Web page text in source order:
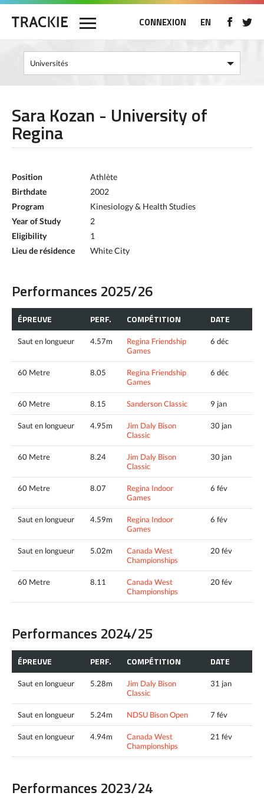
CONNEXION EN
Sara Kozan - University of
Regina
Position
Athlète
Birthdate
2002
Program
Kinesiology & Health Studies
Year of Study
2
Eligibility
1
Lieu de résidence
White City
Performances 2025/26
ÉPREUVE PERF. COMPÉTITION DATE
Saut en longueur 4.57m
Regina Friendship
Games
6 déc
60 Metre 8.05
Regina Friendship
Games
6 déc
60 Metre 8.15 Sanderson Classic 9 jan
Saut en longueur 4.95m
Jim Daly Bison
Classic
30 jan
60 Metre 8.24
Jim Daly Bison
Classic
30 jan
60 Metre 8.07
Regina Indoor
Games
6 fév
Saut en longueur 4.59m
Regina Indoor
Games
6 fév
Saut en longueur 5.02m
Canada West
Championships
20 fév
60 Metre 8.11
Canada West
Championships
20 fév
Performances 2024/25
ÉPREUVE PERF. COMPÉTITION DATE
Saut en longueur 5.28m
Jim Daly Bison
Classic
31 jan
Saut en longueur 5.24m NDSU Bison Open 7 fév
Saut en longueur 4.94m
Canada West
Championships
21 fév
Performances 2023/24